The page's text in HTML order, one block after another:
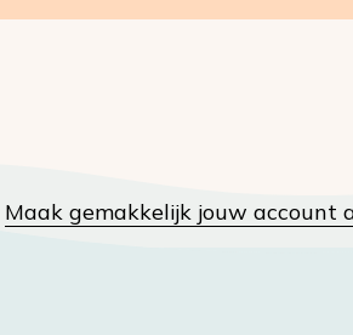
Maak gemakkelijk jouw account